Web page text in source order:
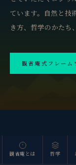
ています。自然と技
き方、哲学のかたち
観省庵式フレーム
観省庵とは 哲学